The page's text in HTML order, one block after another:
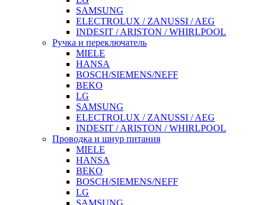
SAMSUNG
ELECTROLUX / ZANUSSI / AEG
INDESIT / ARISTON / WHIRLPOOL
Ручка и переключатель
MIELE
HANSA
BOSCH/SIEMENS/NEFF
BEKO
LG
SAMSUNG
ELECTROLUX / ZANUSSI / AEG
INDESIT / ARISTON / WHIRLPOOL
Проводка и шнур питания
MIELE
HANSA
BEKO
BOSCH/SIEMENS/NEFF
LG
SAMSUNG